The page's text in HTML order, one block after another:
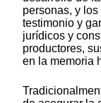
personas, y
testimonio y
jurídicos y
productores,
en la memoria